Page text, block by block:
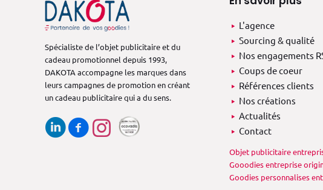
Spécialiste de l’objet publicitaire et du
cadeau promotionnel depuis 1993,
DAKOTA accompagne les marques dans
leurs campagnes de promotion en créant
un cadeau publicitaire qui a du sens.
L'agence
Sourcing & qualité
Nos engagements
Coups de coeur
Références clients
Nos créations
Actualités
Contact
Objet publicitaire
Gooodies entreprise
Goodies personnalises